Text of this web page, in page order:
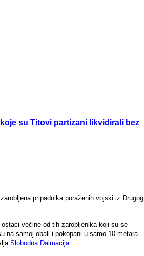
su Titovi partizani likvidirali bez
pripadnika poraženih vojski iz Drugog
većine od tih zarobljenika koji su se
na samoj obali i pokopani u samo 10 metara
Slobodna Dalmacija.